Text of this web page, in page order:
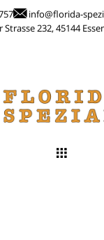
info@florida-
232, 45144